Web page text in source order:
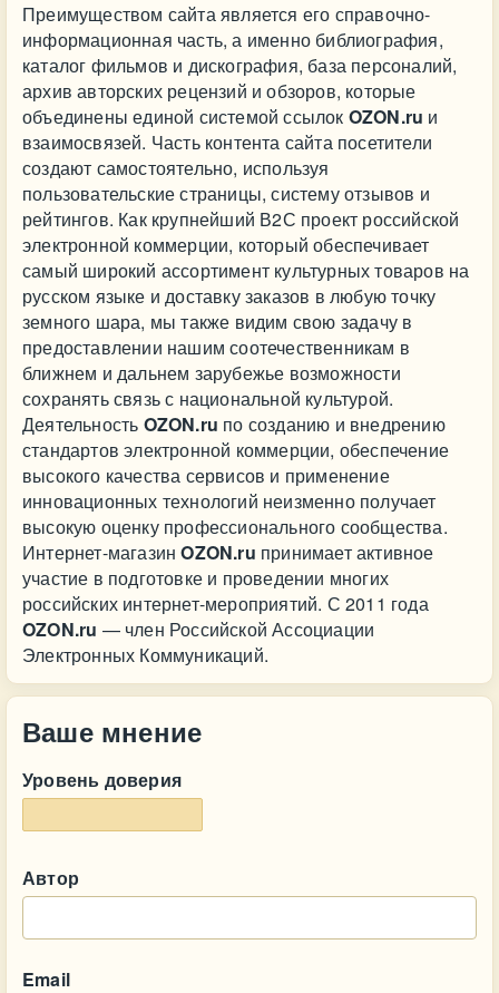
Преимуществом сайта является его справочно-
информационная часть, а именно библиография,
каталог фильмов и дискография, база персоналий,
архив авторских рецензий и обзоров, которые
объединены единой системой ссылок OZON.ru и
взаимосвязей. Часть контента сайта посетители
создают самостоятельно, используя
пользовательские страницы, систему отзывов и
рейтингов. Как крупнейший В2С проект российской
электронной коммерции, который обеспечивает
самый широкий ассортимент культурных товаров на
русском языке и доставку заказов в любую точку
земного шара, мы также видим свою задачу в
предоставлении нашим соотечественникам в
ближнем и дальнем зарубежье возможности
сохранять связь с национальной культурой.
Деятельность OZON.ru по созданию и внедрению
стандартов электронной коммерции, обеспечение
высокого качества сервисов и применение
инновационных технологий неизменно получает
высокую оценку профессионального сообщества.
Интернет-магазинOZON.ru принимает активное
участие в подготовке и проведении многих
российских интернет-мероприятий. С 2011 года
OZON.ru — член Российской Ассоциации
Электронных Коммуникаций.
Ваше мнение
Уровень доверия
Автор
Email